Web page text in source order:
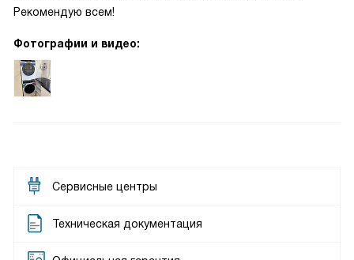
Рекомендую всем!
Фотографии и видео:
Сервисные центры
Техническая документация